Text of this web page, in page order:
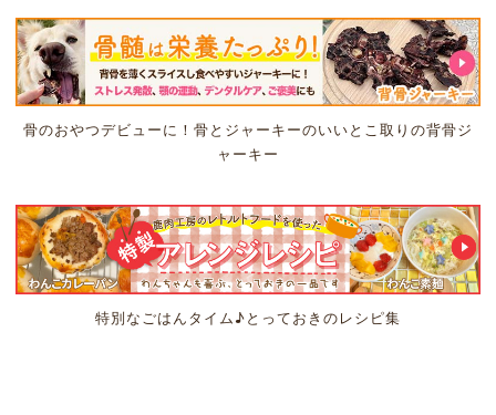
骨のおやつデビューに！骨とジャーキーのいいとこ取りの背骨ジ
ャーキー
特別なごはんタイム♪とっておきのレシピ集